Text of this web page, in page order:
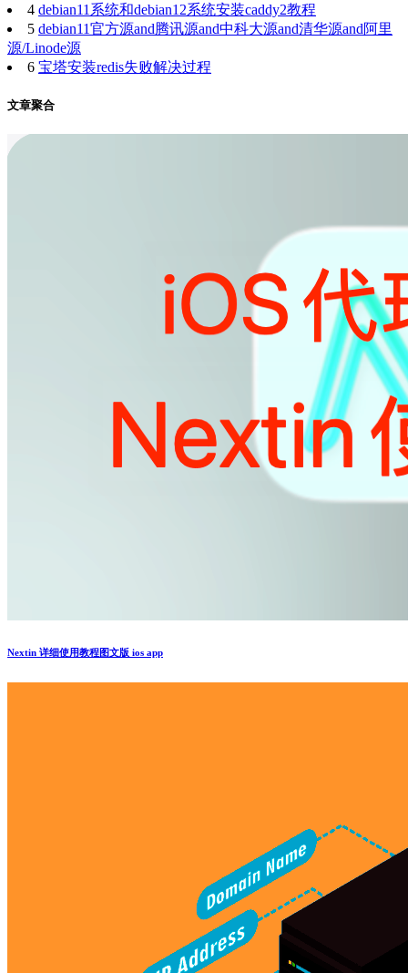
4 debian11系统和debian12系统安装caddy2教程
5 debian11官方源and腾讯源and中科大源and清华源and阿里
源/Linode源
6 宝塔安装redis失败解决过程
文章聚合
Nextin 详细使用教程图文版 ios app